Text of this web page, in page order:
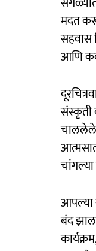
मदत
सहवास
आणि
संस्कृती
चाललेले
आपल्या
बंद